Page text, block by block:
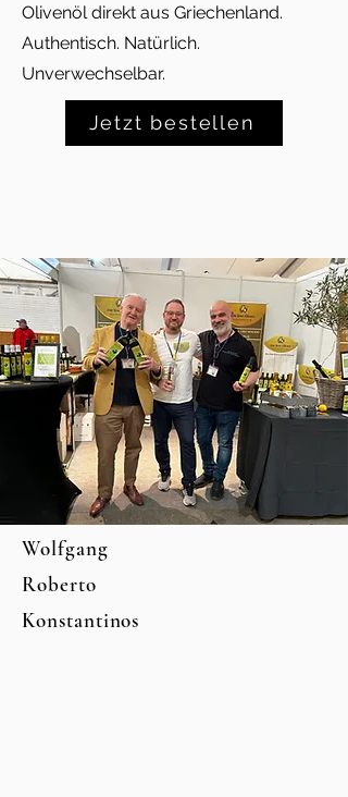
Olivenöl direkt aus Griechenland.
Authentisch. Natürlich.
Unverwechselbar.
Jetzt bestellen
Wolfgang
Roberto
Konstantinos